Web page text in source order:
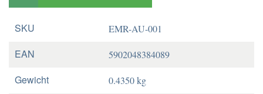
SKU EMR-AU-001
EAN 5902048384089
Gewicht 0.4350 kg